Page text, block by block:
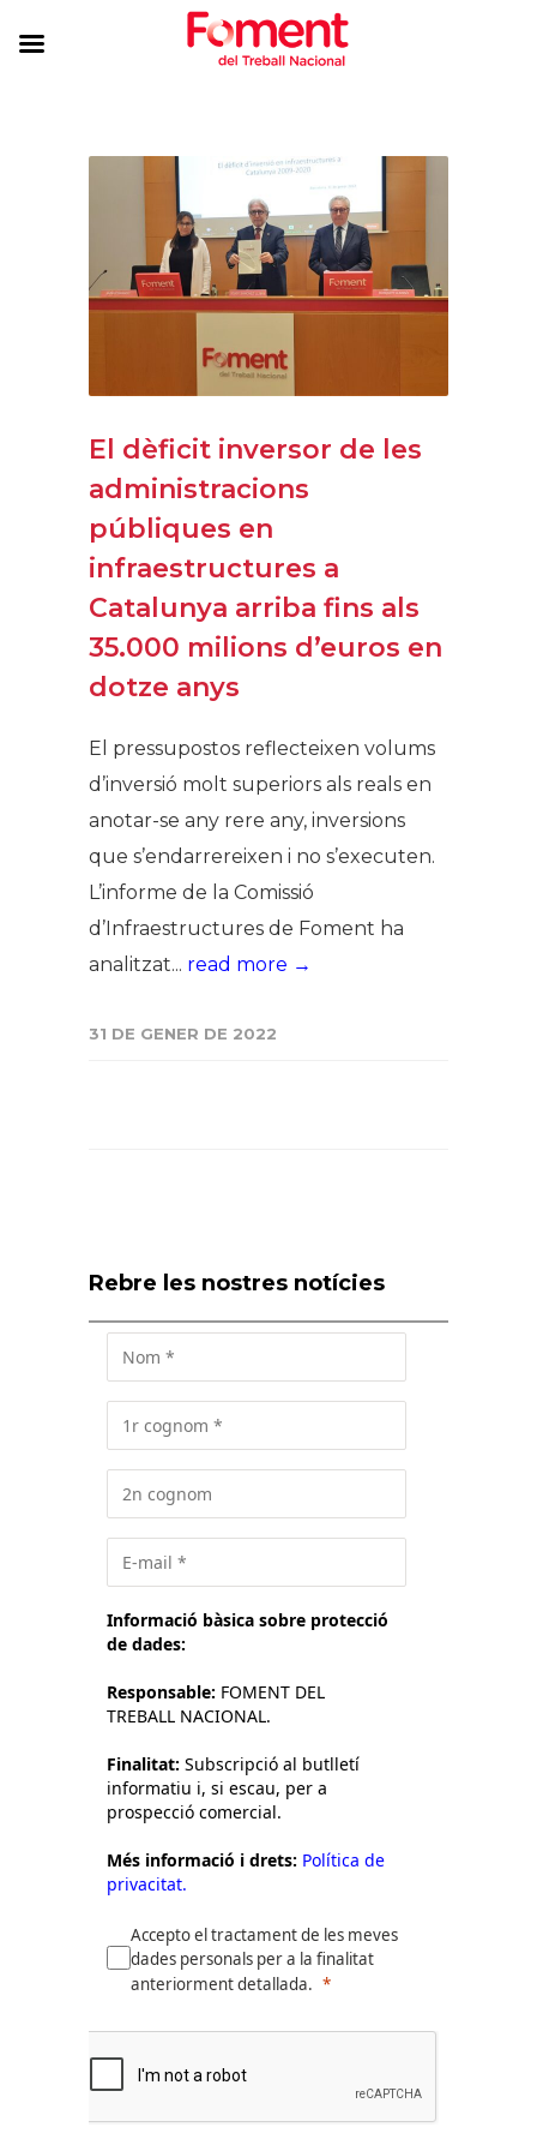
El dèficit inversor de les
administracions
públiques en
infraestructures a
Catalunya arriba fins als
35.000 milions d’euros en
dotze anys
El pressupostos reflecteixen volums
d’inversió molt superiors als reals en
anotar-se any rere any, inversions
que s’endarrereixen i no s’executen.
L’informe de la Comissió
d’Infraestructures de Foment ha
analitzat... read more →
31 DE GENER DE 2022
Rebre les nostres notícies
Informació bàsica sobre protecció
de dades:
Responsable: FOMENT DEL
TREBALL NACIONAL.
Finalitat: Subscripció al butlletí
informatiu i, si escau, per a
prospecció comercial.
Més informació i drets: Política de
privacitat.
Accepto el tractament de les meves
dades personals per a la finalitat
anteriorment detallada.